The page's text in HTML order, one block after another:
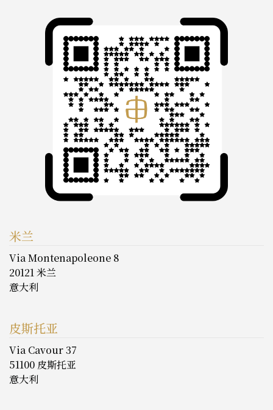
米兰
Via Montenapoleone 8
20121 米兰
意大利
皮斯托亚
Via Cavour 37
51100 皮斯托亚
意大利